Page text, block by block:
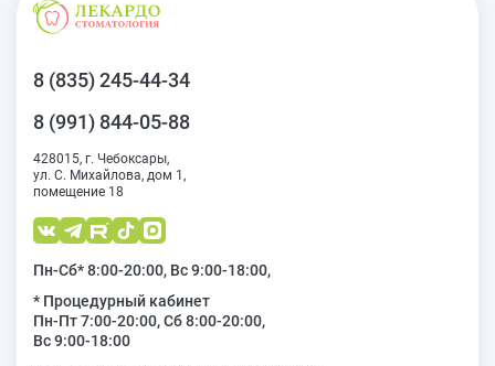
8 (835) 245-44-34
8 (991) 844-05-88
428015, г. Чебоксары,
ул. С. Михайлова, дом 1,
помещение 18
Пн-Сб* 8:00-20:00, Вс 9:00-18:00,
* Процедурный кабинет
Пн-Пт 7:00-20:00, Сб 8:00-20:00,
Вс 9:00-18:00